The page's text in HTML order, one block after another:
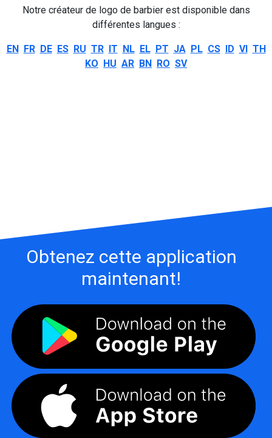
Notre créateur de logo de barbier est disponible dans
différentes langues :
EN FR DE ES RU TR IT NL EL PT JA PL CS ID VI TH
KO HU AR BN RO SV
Obtenez cette application
maintenant!